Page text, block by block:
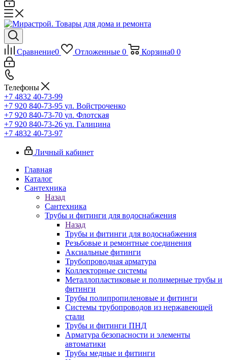
Сравнение0 Отложенные 0 Корзина0 0
Телефоны
+7 4832 40-73-99
+7 920 840-73-95 ул. Войстроченко
+7 920 840-73-70 ул. Флотская
+7 920 840-73-26 ул. Галицина
+7 4832 40-73-97
Личный кабинет
Главная
Каталог
Сантехника
Назад
Сантехника
Трубы и фитинги для водоснабжения
Назад
Трубы и фитинги для водоснабжения
Резьбовые и ремонтные соединения
Аксиальные фитинги
Трубопроводная арматура
Коллекторные системы
Металлопластиковые и полимерные трубы и
фитинги
Трубы полипропиленовые и фитинги
Системы трубопроводов из нержавеющей
стали
Трубы и фитинги ПНД
Арматура безопасности и элементы
автоматики
Трубы медные и фитинги